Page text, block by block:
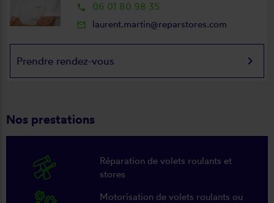
local_phone 06 01 80 98 35
mail_outline laurent.martin@reparstores.com
Prendre rendez-vous keyboard_arrow_right
Nos prestations
Réparation de volets roulants et
stores
Motorisation de volets roulants ou